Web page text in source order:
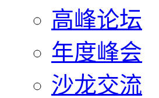
高峰论坛
年度峰会
沙龙交流